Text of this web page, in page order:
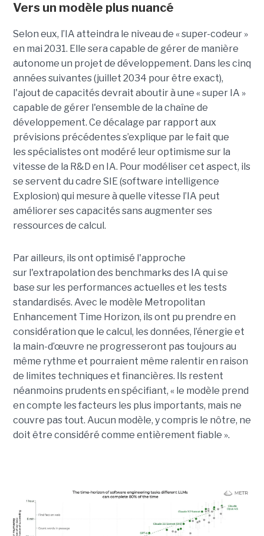
Vers un modèle plus nuancé
Selon eux, l’IA atteindra le niveau de « super-codeur »
en mai 2031. Elle sera capable de gérer de manière
autonome un projet de développement. Dans les cinq
années suivantes (juillet 2034 pour être exact),
l'ajout de capacités devrait aboutir à une « super IA »
capable de gérer l'ensemble de la chaîne de
développement. Ce décalage par rapport aux
prévisions précédentes s’explique par le fait que
les spécialistes ont modéré leur optimisme sur la
vitesse de la R&D en IA. Pour modéliser cet aspect, ils
se servent du cadre SIE (software intelligence
Explosion) qui mesure à quelle vitesse l’IA peut
améliorer ses capacités sans augmenter ses
ressources de calcul.
Par ailleurs, ils ont optimisé l'approche
sur l'extrapolation des benchmarks des IA qui se
base sur les performances actuelles et les tests
standardisés. Avec le modèle Metropolitan
Enhancement Time Horizon, ils ont pu prendre en
considération que le calcul, les données, l’énergie et
la main-d’œuvre ne progresseront pas toujours au
même rythme et pourraient même ralentir en raison
de limites techniques et financières. Ils restent
néanmoins prudents en spécifiant, « le modèle prend
en compte les facteurs les plus importants, mais ne
couvre pas tout. Aucun modèle, y compris le nôtre, ne
doit être considéré comme entièrement fiable ».